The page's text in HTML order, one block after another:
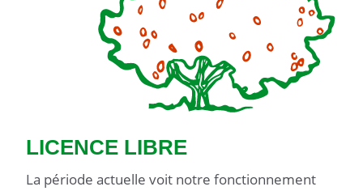
LICENCE LIBRE
La période actuelle voit notre fonctionnement